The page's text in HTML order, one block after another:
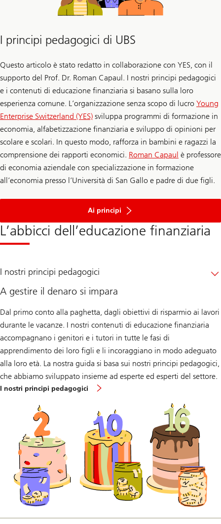
I principi pedagogici di UBS
Questo articolo è stato redatto in collaborazione con YES, con il
supporto del Prof. Dr. Roman Capaul. I nostri principi pedagogici
e i contenuti di educazione finanziaria si basano sulla loro
esperienza comune. L’organizzazione senza scopo di lucro Young
Enterprise Switzerland (YES) sviluppa programmi di formazione in
economia, alfabetizzazione finanziaria e sviluppo di opinioni per
scolare e scolari. In questo modo, rafforza in bambini e ragazzi la
comprensione dei rapporti economici. Roman Capaul è professore
di economia aziendale con specializzazione in formazione
all’economia presso l’Università di San Gallo e padre di due figli.
Ai principi
L’abbicci dell’educazione finanziaria
I nostri principi pedagogici
A gestire il denaro si impara
Dal primo conto alla paghetta, dagli obiettivi di risparmio ai lavori
durante le vacanze. I nostri contenuti di educazione finanziaria
accompagnano i genitori e i tutori in tutte le fasi di
apprendimento dei loro figli e li incoraggiano in modo adeguato
alla loro età. La nostra guida si basa sui nostri principi pedagogici,
che abbiamo sviluppato insieme ad esperte ed esperti del settore.
I nostri principi pedagogici